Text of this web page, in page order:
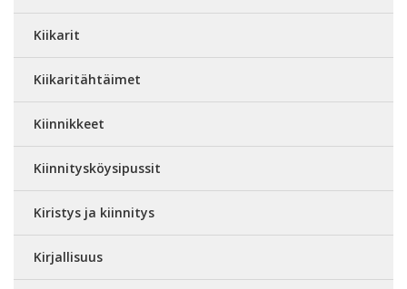
Kiikarit
Kiikaritähtäimet
Kiinnikkeet
Kiinnitysköysipussit
Kiristys ja kiinnitys
Kirjallisuus